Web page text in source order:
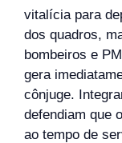
vitalícia para
dos quadros,
bombeiros e
gera
cônjuge.
defendiam que
ao tempo de